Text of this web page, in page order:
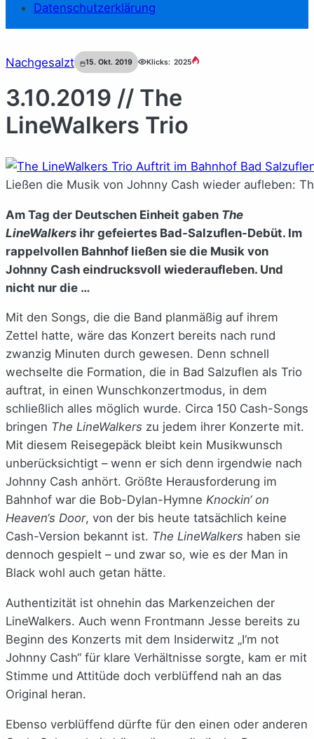
Datenschutzerklärung
Nachgesalzt 15. Okt. 2019 Klicks: 2025
3.10.2019 // The
LineWalkers Trio
Ließen die Musik von Johnny Cash wieder aufleben:
Am Tag der Deutschen Einheit gaben The
LineWalkers ihr gefeiertes Bad-Salzuflen-Debüt. Im
rappelvollen Bahnhof ließen sie die Musik von
Johnny Cash eindrucksvoll wiederaufleben. Und
nicht nur die …
Mit den Songs, die die Band planmäßig auf ihrem
Zettel hatte, wäre das Konzert bereits nach rund
zwanzig Minuten durch gewesen. Denn schnell
wechselte die Formation, die in Bad Salzuflen als Trio
auftrat, in einen Wunschkonzertmodus, in dem
schließlich alles möglich wurde. Circa 150 Cash-Songs
bringen The LineWalkers zu jedem ihrer Konzerte mit.
Mit diesem Reisegepäck bleibt kein Musikwunsch
unberücksichtigt – wenn er sich denn irgendwie nach
Johnny Cash anhört. Größte Herausforderung im
Bahnhof war die Bob-Dylan-Hymne Knockin‘ on
Heaven‘s Door, von der bis heute tatsächlich keine
Cash-Version bekannt ist. The LineWalkers haben sie
dennoch gespielt – und zwar so, wie es der Man in
Black wohl auch getan hätte.
Authentizität ist ohnehin das Markenzeichen der
LineWalkers. Auch wenn Frontmann Jesse bereits zu
Beginn des Konzerts mit dem Insiderwitz „I‘m not
Johnny Cash“ für klare Verhältnisse sorgte, kam er mit
Stimme und Attitüde doch verblüffend nah an das
Original heran.
Ebenso verblüffend dürfte für den einen oder anderen